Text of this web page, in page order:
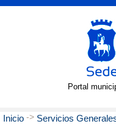
Portal
Inicio -> Servicios